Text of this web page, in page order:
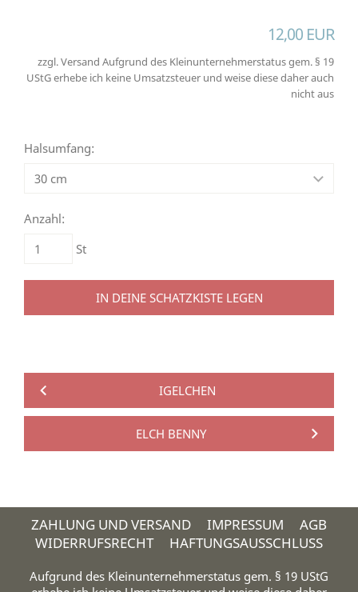
12,00 EUR
zzgl. Versand Aufgrund des Kleinunternehmerstatus gem. § 19
UStG erhebe ich keine Umsatzsteuer und weise diese daher auch
nicht aus
Halsumfang:
Anzahl:
St
IN DEINE SCHATZKISTE LEGEN
IGELCHEN
ELCH BENNY
ZAHLUNG UND VERSAND IMPRESSUM
AGB
WIDERRUFSRECHT
HAFTUNGSAUSSCHLUSS
Aufgrund des Kleinunternehmerstatus gem. § 19 UStG